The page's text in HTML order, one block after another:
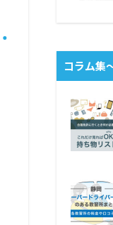
コラム集